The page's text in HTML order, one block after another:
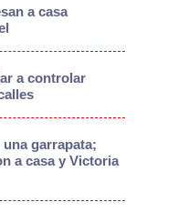
a casa
a controlar
garrapata;
a casa y Victoria